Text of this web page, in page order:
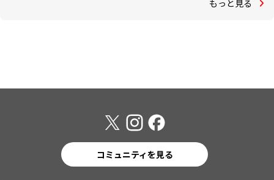
もっと見る
コミュニティを見る